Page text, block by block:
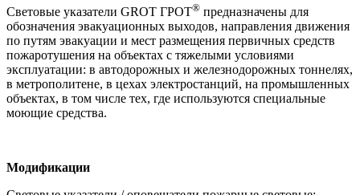
Световые указатели GROT ГРОТ® предназначены для
обозначения эвакуационных выходов, направления движения
по путям эвакуации и мест размещения первичных средств
пожаротушения на объектах с тяжелыми условиями
эксплуатации: в автодорожных и железнодорожных тоннелях,
в метрополитене, в цехах электростанций, на промышленных
объектах, в том числе тех, где используются специальные
моющие средства.
Модификации